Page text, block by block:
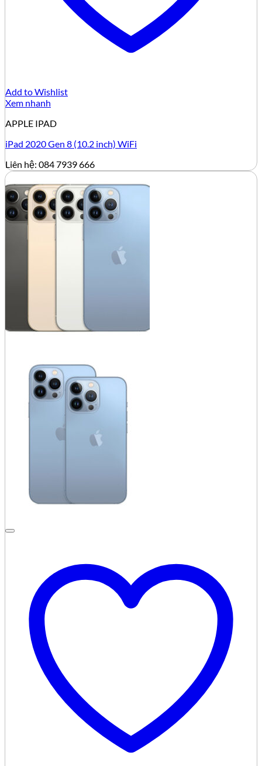
Add to Wishlist
Xem nhanh
APPLE IPAD
iPad 2020 Gen 8 (10.2 inch) WiFi
Liên hệ: 084 7939 666